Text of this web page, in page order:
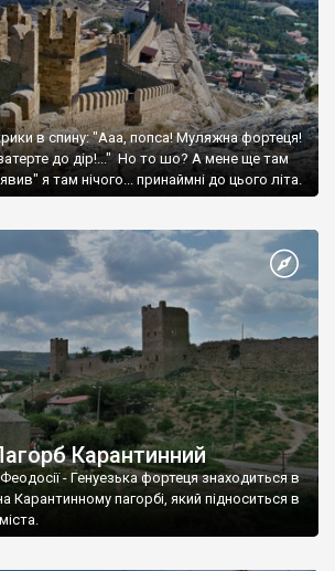
в спину: "Ааа, попса! Муляжна фортеця!
до дір!..." Но то шо? А мене ще там
я там нічого... принаймні до цього літа.
Карантинний
- Генуезька фортеця знаходиться в
Карантинному пагорбі, який підноситься в